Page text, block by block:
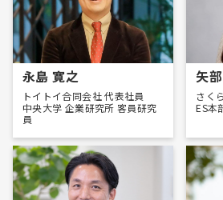
永島 寛之
トイトイ合同会社 代表社員
中央大学 企業研究所 客員研究
員
矢
さく
ES本